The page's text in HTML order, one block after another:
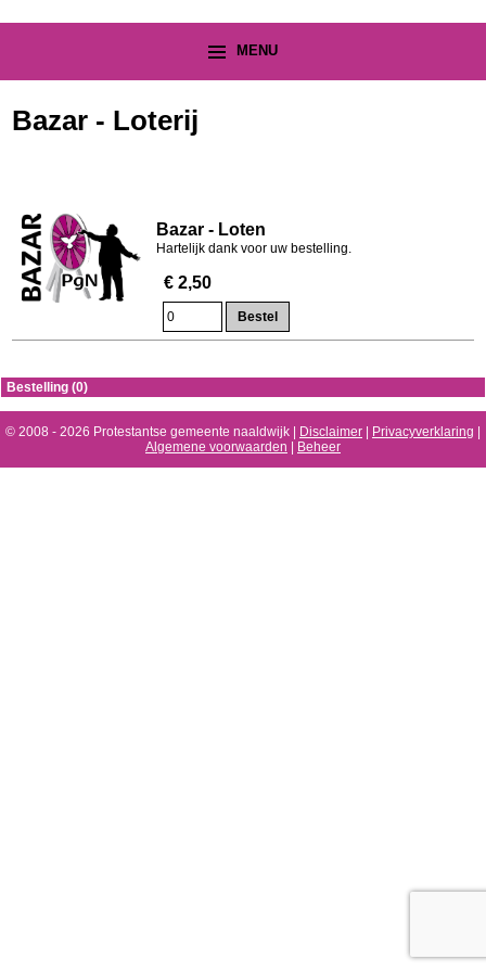
MENU
Bazar - Loterij
Bazar - Loten
Hartelijk dank voor uw bestelling.
€ 2,50
Bestelling (0)
© 2008 - 2026 Protestantse gemeente naaldwijk | Disclaimer | Privacyverklaring |
Algemene voorwaarden | Beheer